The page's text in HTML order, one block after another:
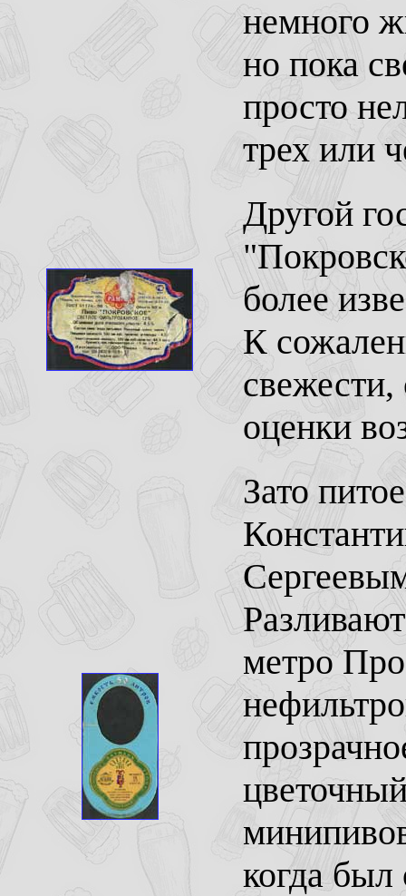
немного
но пока
просто
трех или
Другой
более
К
свежести,
оценки
Зато
метро
когда был